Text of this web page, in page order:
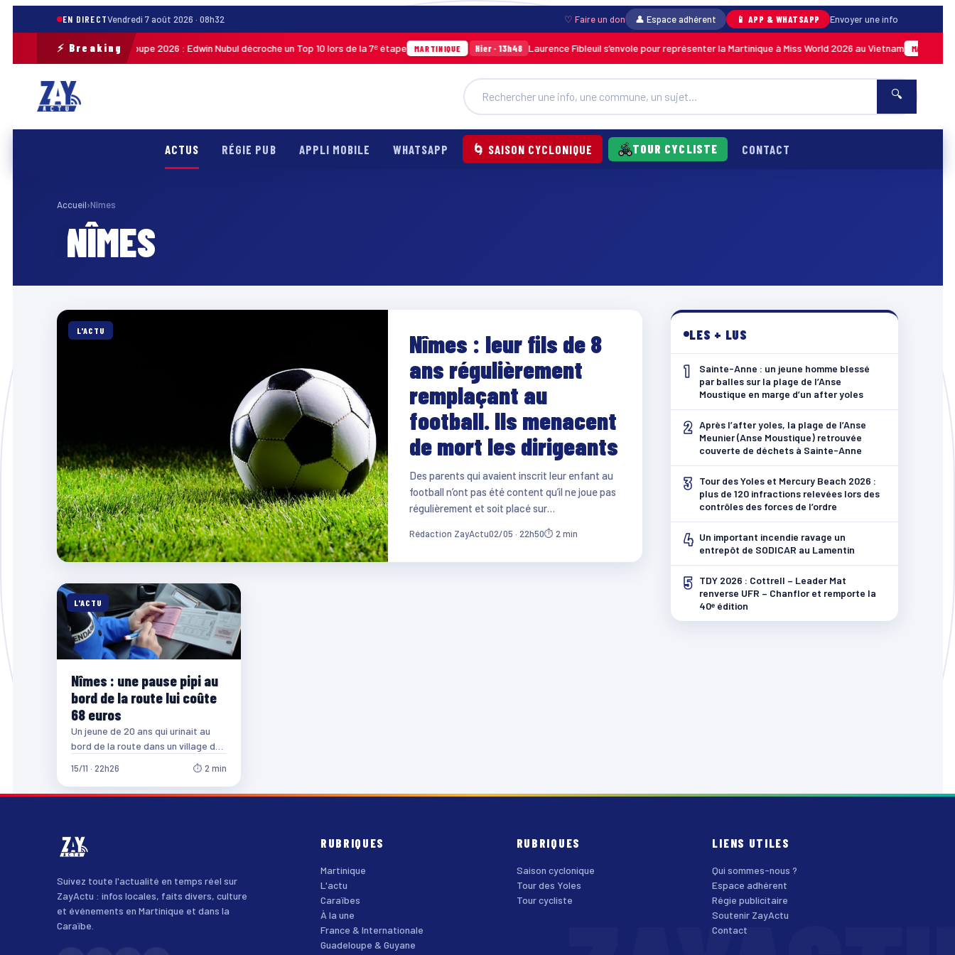
EN DIRECTVendredi 7 août 2026 · 08h32 ♡ Faire un don 👤 Espace adhérent 📱 APP & WHATSAPP Envoyer une info
⚡ Breaking
Tour cycliste de Guadeloupe 2026 : Edwin Nubul décroche un Top 10 lors de la 7ᵉ étape MARTINIQUE Hier · 13h48 Laurence Fibleuil s’envole pour représenter la Martinique à Miss World 2026 au Vietnam MARTINIQUE
🔍
ACTUS RÉGIE PUB APPLI MOBILE WHATSAPP 🌀 SAISON CYCLONIQUE TOUR CYCLISTE CONTACT
Accueil›Nîmes
NÎMES
L'ACTU
Nîmes : leur fils de 8
ans régulièrement
remplaçant au
football. Ils menacent
de mort les dirigeants
Des parents qui avaient inscrit leur enfant au
football n’ont pas été content qu’il ne joue pas
régulièrement et soit placé sur…
Rédaction ZayActu02/05 · 22h50⏱ 2 min
L'ACTU
Nîmes : une pause pipi au
bord de la route lui coûte
68 euros
Un jeune de 20 ans qui urinait au
bord de la route dans un village du
15/11 · 22h26 ⏱ 2 min
LES + LUS
1
Sainte-Anne : un jeune homme blessé
par balles sur la plage de l’Anse
Moustique en marge d’un after yoles
2 Après l’after yoles, la plage de l’Anse
Meunier (Anse Moustique) retrouvée
couverte de déchets à Sainte-Anne
3
Tour des Yoles et Mercury Beach 2026 :
plus de 120 infractions relevées lors des
contrôles des forces de l’ordre
4 Un important incendie ravage un
entrepôt de SODICAR au Lamentin
5
TDY 2026 : Cottrell – Leader Mat
renverse UFR – Chanflor et remporte la
40ᵉ édition
Suivez toute l'actualité en temps réel sur
ZayActu : infos locales, faits divers, culture
et événements en Martinique et dans la
Caraïbe.
RUBRIQUES
Martinique
L'actu
Caraïbes
À la une
France & Internationale
Guadeloupe & Guyane
RUBRIQUES
Saison cyclonique
Tour des Yoles
Tour cycliste
LIENS UTILES
Qui sommes-nous ?
Espace adhérent
Régie publicitaire
Soutenir ZayActu
Contact